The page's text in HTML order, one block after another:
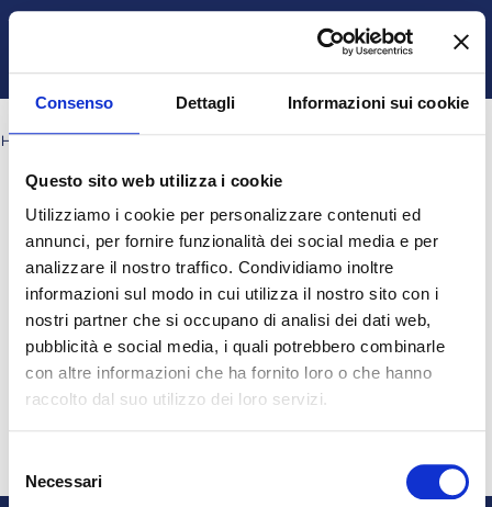
Consenso Dettagli Informazioni sui cookie
Questo sito web utilizza i cookie
Utilizziamo i cookie per personalizzare contenuti ed
annunci, per fornire funzionalità dei social media e per
analizzare il nostro traffico. Condividiamo inoltre
informazioni sul modo in cui utilizza il nostro sito con i
nostri partner che si occupano di analisi dei dati web,
pubblicità e social media, i quali potrebbero combinarle
con altre informazioni che ha fornito loro o che hanno
raccolto dal suo utilizzo dei loro servizi.
delNecessari
Vai al contenuto principale
Pannello laterale
Attiva/disattiva input di ricerca
Ospite Login
HOME PAGINE DEL SITO
Blocchi
Blocchi
Blocchi
Blocchi
ch5_q26
Nessun risultato per "ch5_q26"
Ottieni l'app mobile
© 2025 - Universita' degli Studi "Magna Græcia" di Catanzaro-
Campus Universitario "Salvatore Venuta"
Viale Europa - Localitá Germaneto (88100) CATANZARO - Tel.